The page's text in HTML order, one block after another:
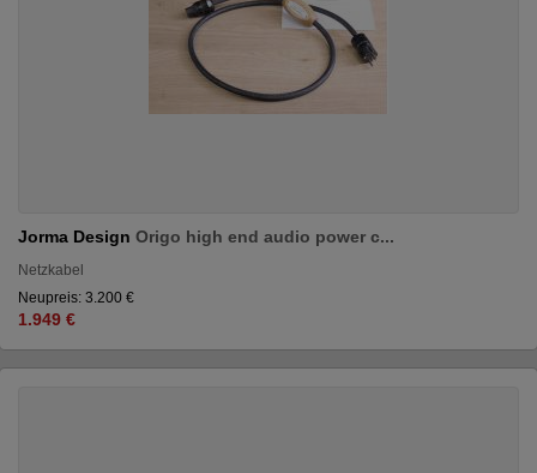
Jorma Design Origo high end audio power c...
Netzkabel
Neupreis: 3.200 €
1.949 €